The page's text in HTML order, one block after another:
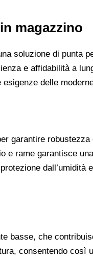
magazzino
soluzione di punta
e affidabilità a
delle
garantire
rame garantisce
basse, che
consentendo